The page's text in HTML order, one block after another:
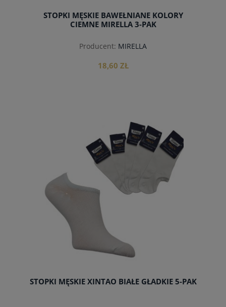
STOPKI MĘSKIE BAWEŁNIANE KOLORY
CIEMNE MIRELLA 3-PAK
Producent: MIRELLA
18,60 ZŁ
do koszyka
STOPKI MĘSKIE XINTAO BIAŁE GŁADKIE 5-PAK